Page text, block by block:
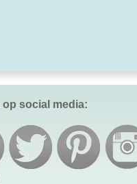
op social media: